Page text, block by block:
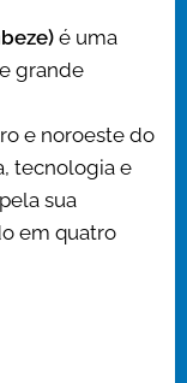
é uma
grande
e noroeste do
tecnologia e
sua
em quatro